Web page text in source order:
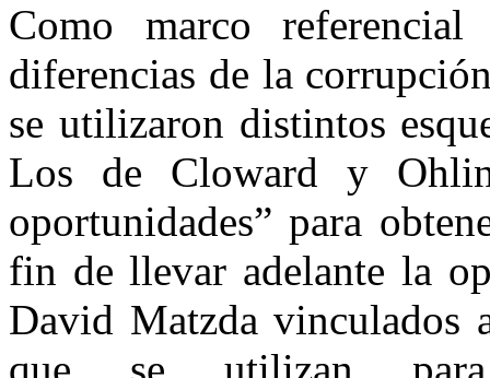
Como marco referencial
diferencias de la
se utilizaron distintos
Los de Cloward y
oportunidades” para
fin de llevar adelante la
David Matzda vinculados